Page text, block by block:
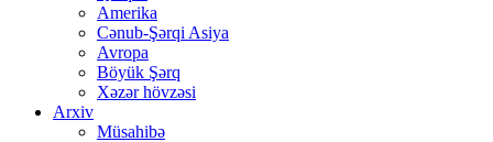
Amerika
Cənub-Şərqi Asiya
Avropa
Böyük Şərq
Xəzər hövzəsi
Arxiv
Müsahibə